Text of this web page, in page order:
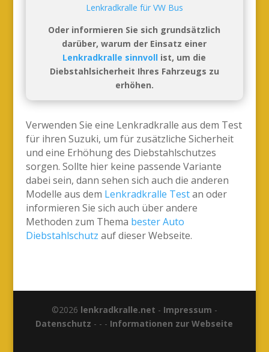
Lenkradkralle für VW Bus
Oder informieren Sie sich grundsätzlich
darüber, warum der Einsatz einer
Lenkradkralle sinnvoll ist, um die
Diebstahlsicherheit Ihres Fahrzeugs zu
erhöhen.
Verwenden Sie eine Lenkradkralle aus dem Test
für ihren Suzuki, um für zusätzliche Sicherheit
und eine Erhöhung des Diebstahlschutzes
sorgen. Sollte hier keine passende Variante
dabei sein, dann sehen sich auch die anderen
Modelle aus dem Lenkradkralle Testan oder
informieren Sie sich auch über andere
Methoden zum Thema bester Auto
Diebstahlschutz auf dieser Webseite.
©2026 lenkradkralle.net - Impressum -
Datenschutz - - - Informationen zur Webseite